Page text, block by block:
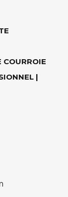
COURROIE
|